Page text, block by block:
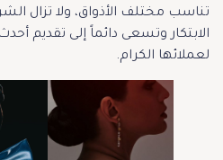
تناسب مختلف الأذواق، ولا تزال
الابتكار وتسعى دائماً إلى تقديم
لعملائها الكرام.